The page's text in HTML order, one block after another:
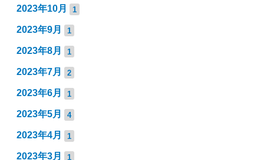
2023年10月 1
2023年9月 1
2023年8月 1
2023年7月 2
2023年6月 1
2023年5月 4
2023年4月 1
2023年3月 1